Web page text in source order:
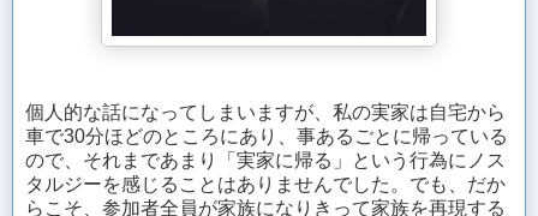
個人的な話になってしまいますが、私の実家は自宅から
車で30分ほどのところにあり、事あるごとに帰っている
ので、それまであまり「実家に帰る」という行為にノス
タルジーを感じることはありませんでした。でも、だか
らこそ、参加者全員が家族になりきって家族を再現する